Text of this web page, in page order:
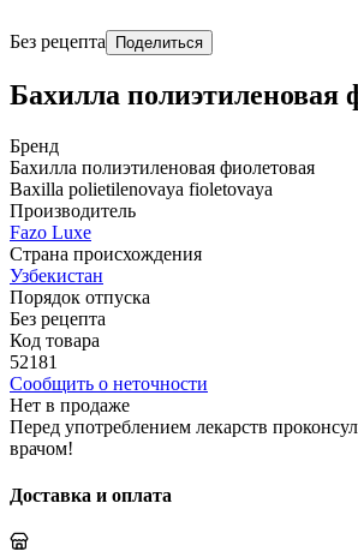
Без рецепта Поделиться
Бахилла полиэтиленовая
Бренд
Бахилла полиэтиленовая фиолетовая
Baxilla polietilenovaya fioletovaya
Производитель
Fazo Luxe
Страна происхождения
Узбекистан
Порядок отпуска
Без рецепта
Код товара
52181
Сообщить о неточности
Нет в продаже
Перед употреблением лекарств
врачом!
Доставка и оплата